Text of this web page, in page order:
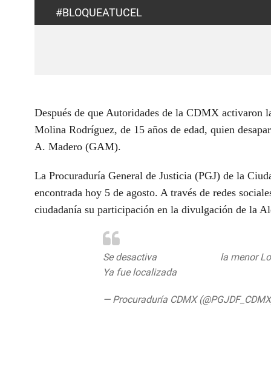
#BLOQUEATUCEL
Después de que Autoridades de la CDMX activaron
Molina Rodríguez, de 15 años de edad, quien
A. Madero (GAM).
La Procuraduría General de Justicia (PGJ) de la
encontrada hoy 5 de agosto. A través de redes
ciudadanía su participación en la divulgación de la
Se desactiva
la menor
Ya fue localizada
— Procuraduría CDMX